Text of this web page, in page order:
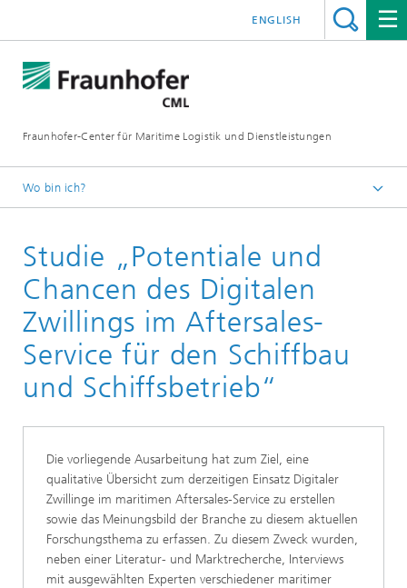
Fraunhofer-Center für Maritime Logistik und Dienstleistungen
ENGLISH
Wo bin ich?
Presse
Studie „Potentiale und
Chancen des Digitalen
Zwillings im Aftersales-
Service für den Schiffbau
und Schiffsbetrieb“
Die vorliegende Ausarbeitung hat zum Ziel, eine
qualitative Übersicht zum derzeitigen Einsatz Digitaler
Zwillinge im maritimen Aftersales-Service zu erstellen
sowie das Meinungsbild der Branche zu diesem aktuellen
Forschungsthema zu erfassen. Zu diesem Zweck wurden,
neben einer Literatur- und Marktrecherche, Interviews
mit ausgewählten Experten verschiedener maritimer